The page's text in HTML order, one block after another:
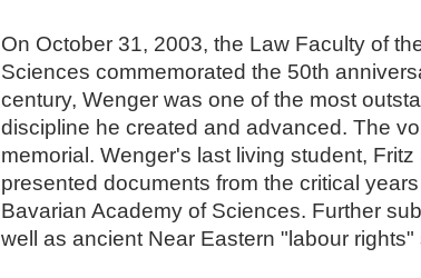
On October 31, 2003, the Law Faculty of
Sciences commemorated the 50th
century, Wenger was one of the most
discipline he created and advanced. The
memorial. Wenger's last living student,
presented documents from the critical
Bavarian Academy of Sciences. Further
well as ancient Near Eastern "labour